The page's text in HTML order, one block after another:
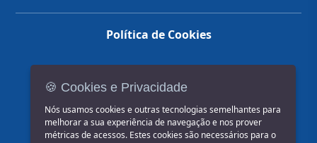
Política de Cookies
🍪 Cookies e Privacidade
Nós usamos cookies e outras tecnologias semelhantes para
melhorar a sua experiência de navegação e nos prover
métricas de acessos. Estes cookies são necessários para o